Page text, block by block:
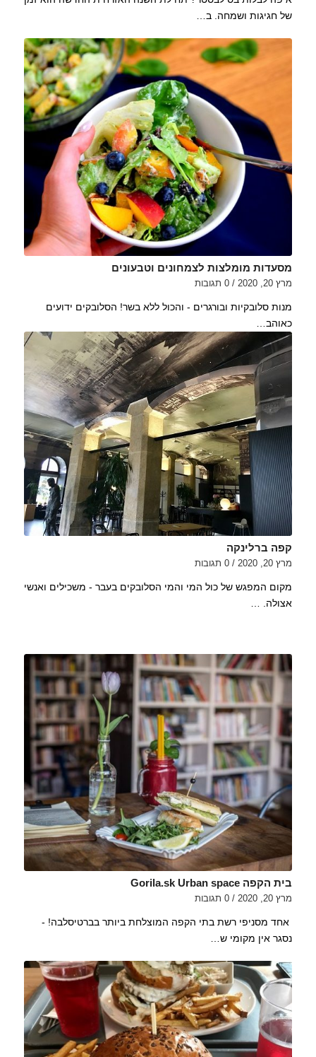
של חגיגות ושמחה. ב…
מסעדות מומלצות לצמחונים וטבעונים
מרץ 20, 2020 / 0 תגובות
מנות סלובקיות ובורגרים - והכול ללא בשר! הסלובקים ידועים
כאוהב…
קפה ברלינקה
מרץ 20, 2020 / 0 תגובות
מקום המפגש של כול המי והמי הסלובקים בעבר - משכילים ואנשי
אצולה. …
בית הקפה Gorila.sk Urban space
מרץ 20, 2020 / 0 תגובות
אחד מסניפי רשת בתי הקפה המוצלחת ביותר בברטיסלבה! -
נסגר אין מקומי ש…